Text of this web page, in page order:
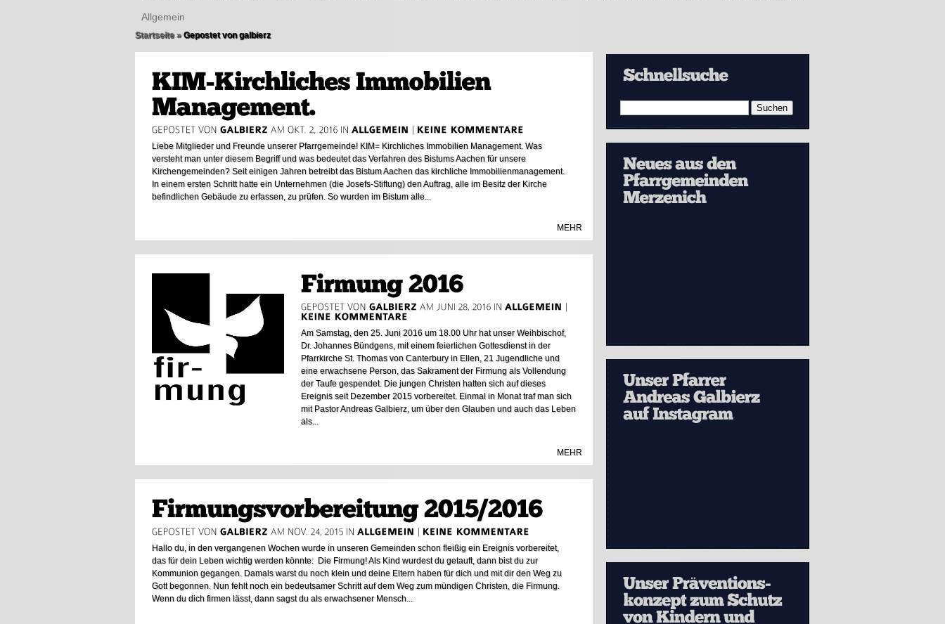
Allgemein
Startseite »Gepostet von galbierz
Liebe Mitglieder und Freunde unserer Pfarrgemeinde! KIM= Kirchliches Immobilien Management. Was
versteht man unter diesem Begriff und was bedeutet das Verfahren des Bistums Aachen für unsere
Kirchengemeinden? Seit einigen Jahren betreibt das Bistum Aachen das kirchliche Immobilienmanagement.
In einem ersten Schritt hatte ein Unternehmen (die Josefs-Stiftung) den Auftrag, alle im Besitz der Kirche
befindlichen Gebäude zu erfassen, zu prüfen. So wurden im Bistum alle...
MEHR
Am Samstag, den 25. Juni 2016 um 18.00 Uhr hat unser Weihbischof,
Dr. Johannes Bündgens, mit einem feierlichen Gottesdienst in der
Pfarrkirche St. Thomas von Canterbury in Ellen, 21 Jugendliche und
eine erwachsene Person, das Sakrament der Firmung als Vollendung
der Taufe gespendet. Die jungen Christen hatten sich auf dieses
Ereignis seit Dezember 2015 vorbereitet. Einmal in Monat traf man sich
mit Pastor Andreas Galbierz, um über den Glauben und auch das Leben
als...
MEHR
Hallo du, in den vergangenen Wochen wurde in unseren Gemeinden schon fleißig ein Ereignis vorbereitet,
das für dein Leben wichtig werden könnte: Die Firmung! Als Kind wurdest du getauft, dann bist du zur
Kommunion gegangen. Damals warst du noch klein und deine Eltern haben für dich und mit dir den Weg zu
Gott begonnen. Nun fehlt noch ein bedeutsamer Schritt auf dem Weg zum mündigen Christen, die Firmung.
Wenn du dich firmen lässt, dann sagst du als erwachsener Mensch...